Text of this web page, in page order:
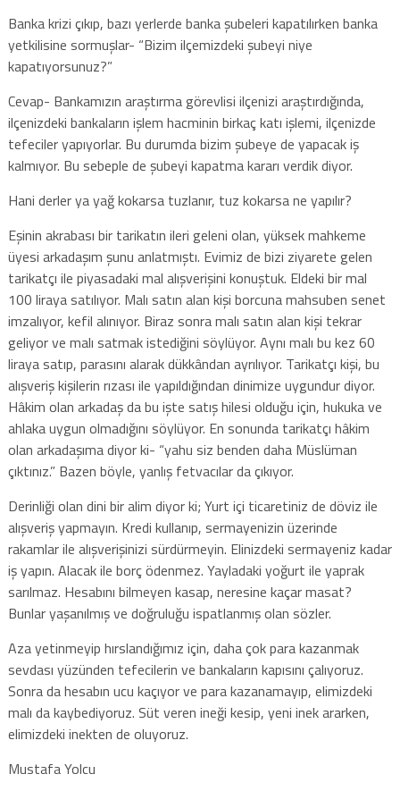
Banka krizi çıkıp, bazı yerlerde banka şubeleri kapatılırken banka
yetkilisine sormuşlar- “Bizim ilçemizdeki şubeyi niye
kapatıyorsunuz?”
Cevap- Bankamızın araştırma görevlisi ilçenizi araştırdığında,
ilçenizdeki bankaların işlem hacminin birkaç katı işlemi, ilçenizde
tefeciler yapıyorlar. Bu durumda bizim şubeye de yapacak iş
kalmıyor. Bu sebeple de şubeyi kapatma kararı verdik diyor.
Hani derler ya yağ kokarsa tuzlanır, tuz kokarsa ne yapılır?
Eşinin akrabası bir tarikatın ileri geleni olan, yüksek mahkeme
üyesi arkadaşım şunu anlatmıştı. Evimiz de bizi ziyarete gelen
tarikatçı ile piyasadaki mal alışverişini konuştuk. Eldeki bir mal
100 liraya satılıyor. Malı satın alan kişi borcuna mahsuben senet
imzalıyor, kefil alınıyor. Biraz sonra malı satın alan kişi tekrar
geliyor ve malı satmak istediğini söylüyor. Aynı malı bu kez 60
liraya satıp, parasını alarak dükkândan ayrılıyor. Tarikatçı kişi, bu
alışveriş kişilerin rızası ile yapıldığından dinimize uygundur diyor.
Hâkim olan arkadaş da bu işte satış hilesi olduğu için, hukuka ve
ahlaka uygun olmadığını söylüyor. En sonunda tarikatçı hâkim
olan arkadaşıma diyor ki- “yahu siz benden daha Müslüman
çıktınız.” Bazen böyle, yanlış fetvacılar da çıkıyor.
Derinliği olan dini bir alim diyor ki; Yurt içi ticaretiniz de döviz ile
alışveriş yapmayın. Kredi kullanıp, sermayenizin üzerinde
rakamlar ile alışverişinizi sürdürmeyin. Elinizdeki sermayeniz kadar
iş yapın. Alacak ile borç ödenmez. Yayladaki yoğurt ile yaprak
sarılmaz. Hesabını bilmeyen kasap, neresine kaçar masat?
Bunlar yaşanılmış ve doğruluğu ispatlanmış olan sözler.
Aza yetinmeyip hırslandığımız için, daha çok para kazanmak
sevdası yüzünden tefecilerin ve bankaların kapısını çalıyoruz.
Sonra da hesabın ucu kaçıyor ve para kazanamayıp, elimizdeki
malı da kaybediyoruz. Süt veren ineği kesip, yeni inek ararken,
elimizdeki inekten de oluyoruz.
Mustafa Yolcu